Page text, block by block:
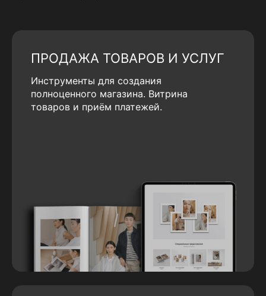
ПРОДАЖА ТОВАРОВ И УСЛУГ
Инструменты для создания
полноценного магазина. Витрина
товаров и приём платежей.